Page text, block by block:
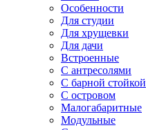
Особенности
Для студии
Для хрущевки
Для дачи
Встроенные
С антресолями
С барной стойкой
С островом
Малогабаритные
Модульные